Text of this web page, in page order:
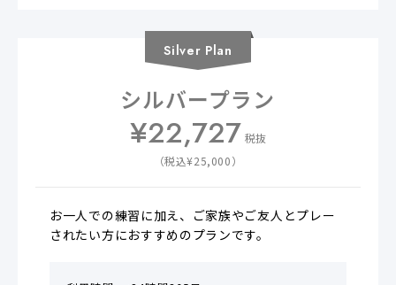
Silver Plan
シルバープラン
¥22,727 税抜
（税込¥25,000）
お一人での練習に加え、ご家族やご友人とプレー
されたい方におすすめのプランです。